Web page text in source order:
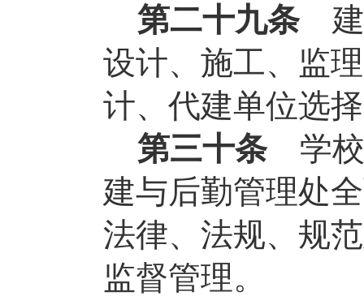
第二十九条
设计、施工、监
计、代建单位选
第三十条 学
建与后勤管理处
法律、法规、规
监督管理。